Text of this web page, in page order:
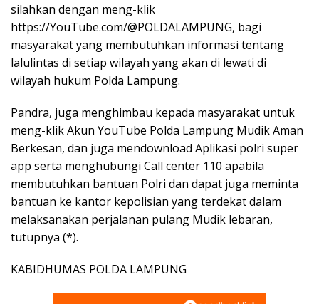
silahkan dengan meng-klik
https://YouTube.com/@POLDALAMPUNG, bagi
masyarakat yang membutuhkan informasi tentang
lalulintas di setiap wilayah yang akan di lewati di
wilayah hukum Polda Lampung.
Pandra, juga menghimbau kepada masyarakat untuk
meng-klik Akun YouTube Polda Lampung Mudik Aman
Berkesan, dan juga mendownload Aplikasi polri super
app serta menghubungi Call center 110 apabila
membutuhkan bantuan Polri dan dapat juga meminta
bantuan ke kantor kepolisian yang terdekat dalam
melaksanakan perjalanan pulang Mudik lebaran,
tutupnya (*).
KABIDHUMAS POLDA LAMPUNG